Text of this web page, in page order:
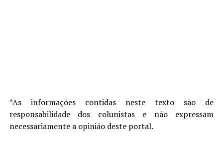
*As informações contidas neste texto são de
responsabilidade dos colunistas e não expressam
necessariamente a opinião deste portal.